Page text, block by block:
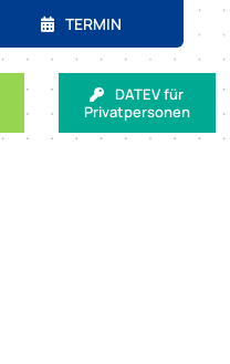
TERMIN
DATEV für
Privatpersonen